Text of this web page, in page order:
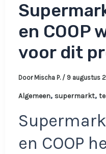
en COOP
voor dit
Door Mischa P. / 9 augustus
Algemeen, supermarkt,
en COOP